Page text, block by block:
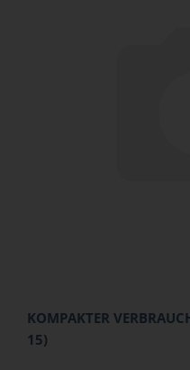
KOMPAKTER
15)